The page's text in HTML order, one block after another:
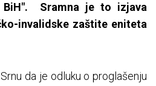
BiH". Sramna je to izjava
invalidske zaštite eniteta
da je odluku o proglašenju